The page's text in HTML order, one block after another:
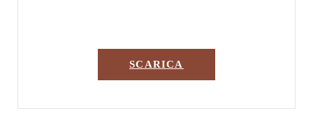
SCARICA